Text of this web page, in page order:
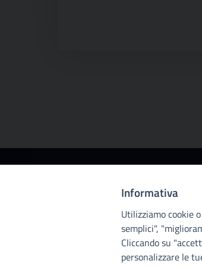
Palermo
Informativa
Utilizziamo cookie
semplici",
Cliccando su
personalizzare le